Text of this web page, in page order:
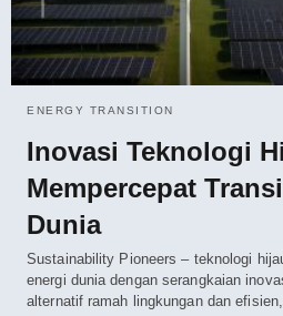
ENERGY TRANSITION
Inovasi Teknologi
Mempercepat
Dunia
Sustainability Pioneers – teknologi
energi dunia dengan serangkaian
alternatif ramah lingkungan dan